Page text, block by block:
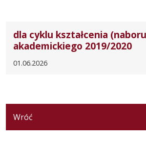
dla cyklu kształcenia
akademickiego 2019/2020
01.06.2026
Wróć